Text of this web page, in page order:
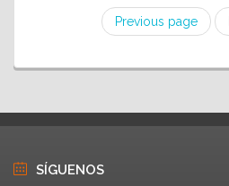
Previous page
SÍGUENOS